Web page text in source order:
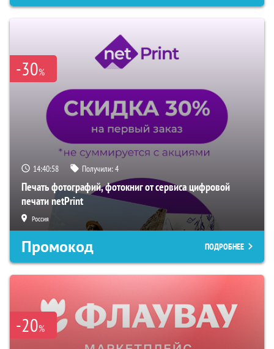
-30%
14:40:57 Получили:4
Печать фотографий, фотокниг от сервиса цифровой
печати netPrint
Россия
Промокод ПОДРОБНЕЕ
-20%